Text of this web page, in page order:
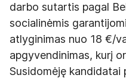
darbo sutartis pagal
socialinėmis
atlyginimas nuo 18 €/
apgyvendinimas, kurį
Susidomėję kandidatai